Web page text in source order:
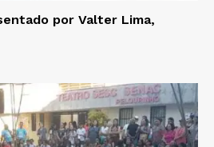
por Valter Lima,